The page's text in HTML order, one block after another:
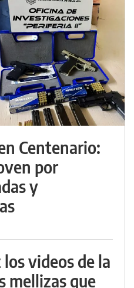
Centenario:
por
y
videos de la
mellizas que